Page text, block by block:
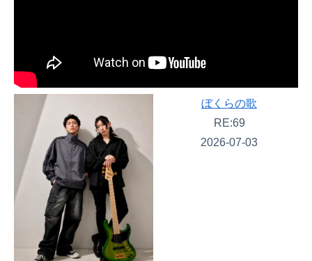
ぼくらの歌
RE:69
2026-07-03